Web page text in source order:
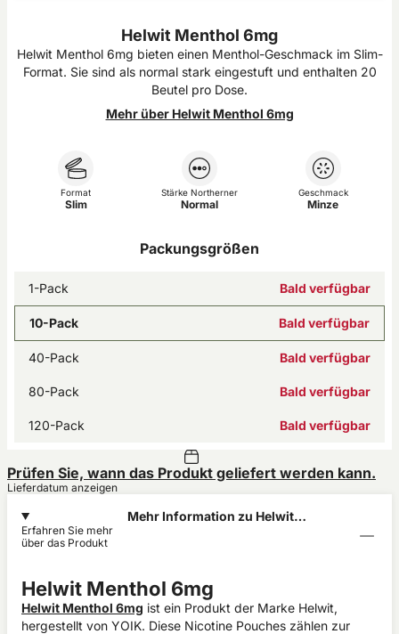
Helwit Menthol 6mg
Helwit Menthol 6mg bieten einen Menthol-Geschmack im Slim-
Format. Sie sind als normal stark eingestuft und enthalten 20
Beutel pro Dose.
Mehr über Helwit Menthol 6mg
Format
Slim
Stärke Northerner
Normal
Geschmack
Minze
Packungsgrößen
1-Pack Bald verfügbar
10-Pack Bald verfügbar
40-Pack Bald verfügbar
80-Pack Bald verfügbar
120-Pack Bald verfügbar
Prüfen Sie, wann das Produkt geliefert werden kann.
Lieferdatum anzeigen
Mehr Information zu Helwit
Erfahren Sie mehr
über das Produkt
Helwit Menthol 6mg
Helwit Menthol 6mg ist ein Produkt der Marke Helwit,
hergestellt von YOIK. Diese Nicotine Pouches zählen zur